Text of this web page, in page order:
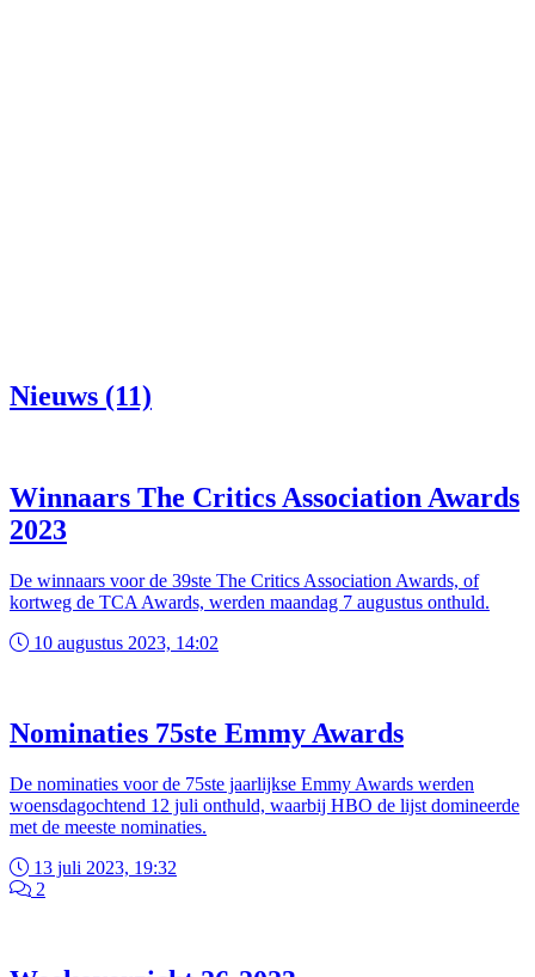
Nieuws (11)
Winnaars The Critics Association Awards
2023
De winnaars voor de 39ste The Critics Association Awards, of
kortweg de TCA Awards, werden maandag 7 augustus onthuld.
10 augustus 2023, 14:02
Nominaties 75ste Emmy Awards
De nominaties voor de 75ste jaarlijkse Emmy Awards werden
woensdagochtend 12 juli onthuld, waarbij HBO de lijst domineerde
met de meeste nominaties.
13 juli 2023, 19:32
2